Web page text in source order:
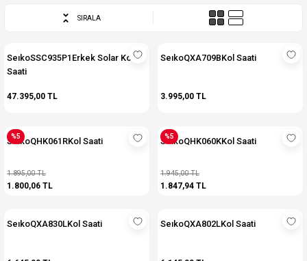
SIRALA
SeıkoSSC935P1Erkek Solar Kol
Saati
47.395,00 TL
SeıkoQXA709BKol Saati
3.995,00 TL
%5
SeıkoQHK061RKol Saati
1.895,00 TL
1.800,06 TL
%5
SeıkoQHK060KKol Saati
1.945,00 TL
1.847,94 TL
SeıkoQXA830LKol Saati SeıkoQXA802LKol Saati